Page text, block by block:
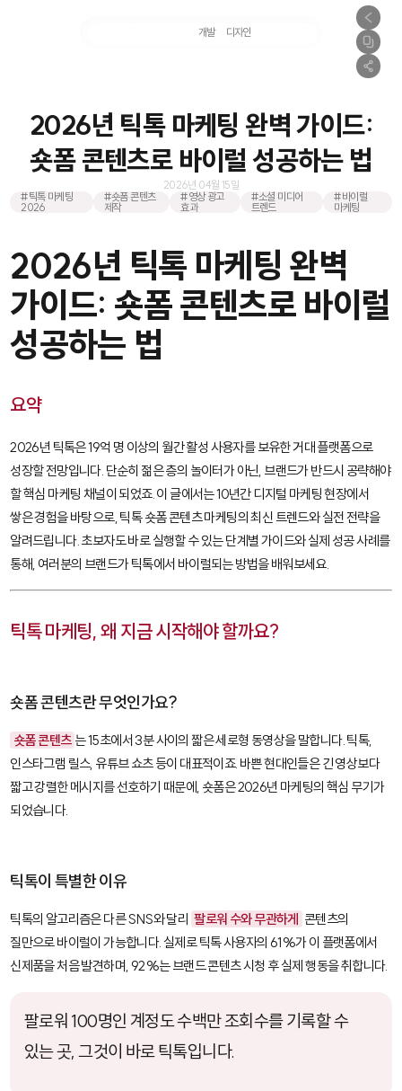
개발 디자인
2026년 틱톡 마케팅 완벽 가이드:
숏폼 콘텐츠로 바이럴 성공하는 법
2026년 04월 15일
#틱톡 마케팅
2026
#숏폼 콘텐츠
제작
#영상 광고
효과
#소셜 미디어
트렌드
#바이럴
마케팅
2026년 틱톡 마케팅 완벽
가이드: 숏폼 콘텐츠로 바이럴
성공하는 법
요약
2026년 틱톡은 19억 명 이상의 월간 활성 사용자를 보유한 거대 플랫폼으로
성장할 전망입니다. 단순히 젊은 층의 놀이터가 아닌, 브랜드가 반드시 공략해야
할 핵심 마케팅 채널이 되었죠. 이 글에서는 10년간 디지털 마케팅 현장에서
쌓은 경험을 바탕으로, 틱톡 숏폼 콘텐츠 마케팅의 최신 트렌드와 실전 전략을
알려드립니다. 초보자도 바로 실행할 수 있는 단계별 가이드와 실제 성공 사례를
통해, 여러분의 브랜드가 틱톡에서 바이럴되는 방법을 배워보세요.
틱톡 마케팅, 왜 지금 시작해야 할까요?
숏폼 콘텐츠란 무엇인가요?
숏폼 콘텐츠 는 15초에서 3분 사이의 짧은 세로형 동영상을 말합니다. 틱톡,
인스타그램 릴스, 유튜브 쇼츠 등이 대표적이죠. 바쁜 현대인들은 긴 영상보다
짧고 강렬한 메시지를 선호하기 때문에, 숏폼은 2026년 마케팅의 핵심 무기가
되었습니다.
틱톡이 특별한 이유
틱톡의 알고리즘은 다른 SNS와 달리 팔로워 수와 무관하게 콘텐츠의
질만으로 바이럴이 가능합니다. 실제로 틱톡 사용자의 61%가 이 플랫폼에서
신제품을 처음 발견하며, 92%는 브랜드 콘텐츠 시청 후 실제 행동을 취합니다.
팔로워 100명인 계정도 수백만 조회수를 기록할 수
있는 곳, 그것이 바로 틱톡입니다.